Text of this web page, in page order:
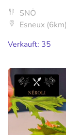
SNÖ
Esneux (6km)
Verkauft: 35